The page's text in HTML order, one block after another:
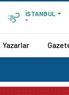
İSTANBUL
°
Yazarlar